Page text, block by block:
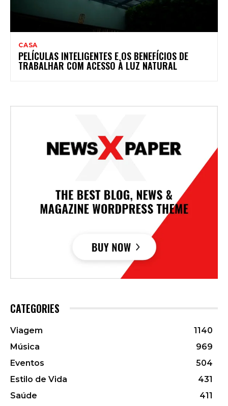
CASA
PELÍCULAS INTELIGENTES E OS BENEFÍCIOS DE
TRABALHAR COM ACESSO À LUZ NATURAL
CATEGORIES
Viagem
1140
Música
969
Eventos
504
Estilo de Vida
431
Saúde
411